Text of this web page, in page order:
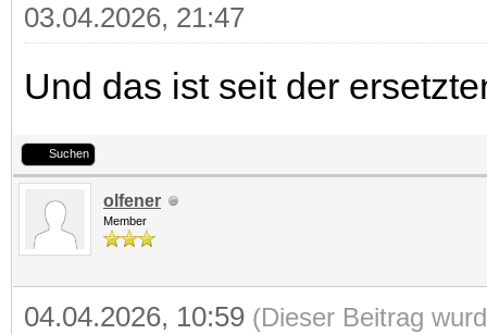
03.04.2026, 21:47
Und das ist seit der
Suchen
olfener
Member
04.04.2026, 10:59 (Dieser Beitrag